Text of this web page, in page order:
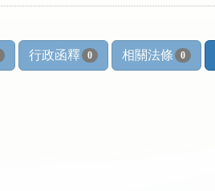
行政函釋 0 相關法條 0